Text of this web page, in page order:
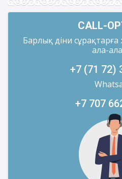
CALL-
Барлық діни
ала-
+7 (71 72)
+7 707